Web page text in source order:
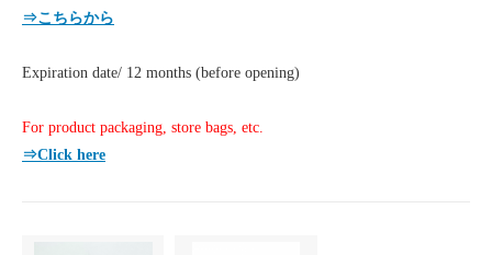
⇒こちらから
Expiration date/ 12 months (before opening)
For product packaging, store bags, etc.
⇒Click here